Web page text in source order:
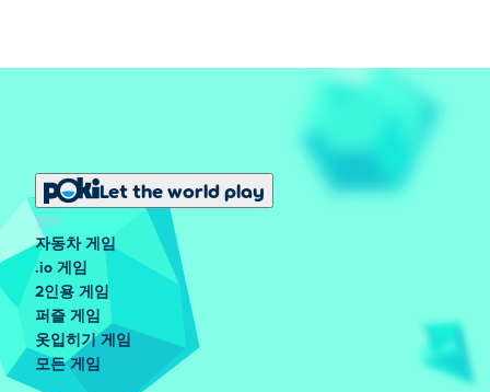
Let the world play
인기
자동차 게임
.io 게임
2인용 게임
퍼즐 게임
옷입히기 게임
모든 게임